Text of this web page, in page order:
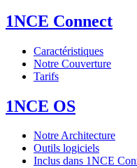
1NCE Connect
Caractéristiques
Notre Couverture
Tarifs
1NCE OS
Notre Architecture
Outils logiciels
Inclus dans 1NCE